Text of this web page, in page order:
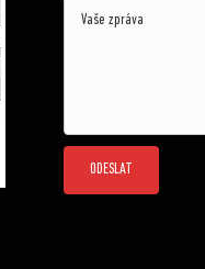
ODESLAT